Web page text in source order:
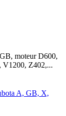
moteur D600,
V1200, Z402,...